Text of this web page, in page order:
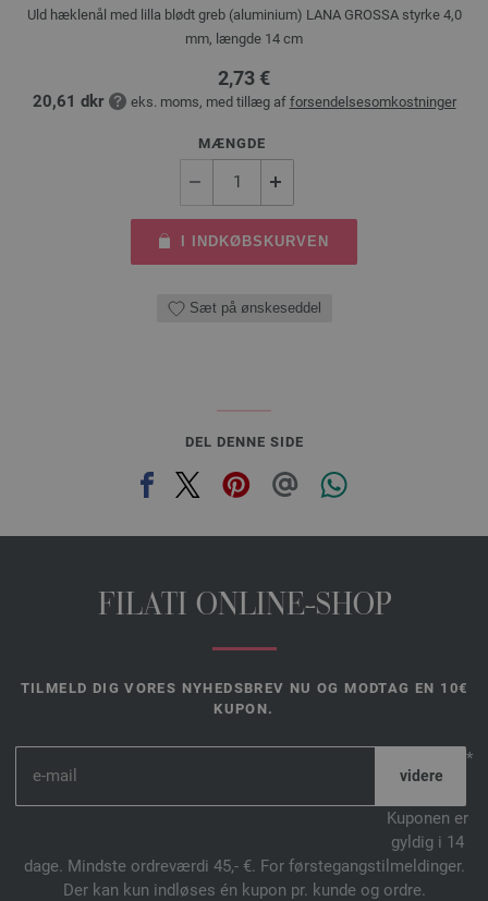
Uld hæklenål med lilla blødt greb (aluminium) LANA GROSSA styrke 4,0
mm, længde 14 cm
2,73 €
20,61 dkr eks. moms, med tillæg af forsendelsesomkostninger
MÆNGDE
I INDKØBSKURVEN
Sæt på ønskeseddel
DEL DENNE SIDE
FILATI ONLINE-SHOP
TILMELD DIG VORES NYHEDSBREV NU OG MODTAG EN 10€
KUPON.
*
Kuponen er
gyldig i 14
dage. Mindste ordreværdi 45,- €. For førstegangstilmeldinger.
Der kan kun indløses én kupon pr. kunde og ordre.